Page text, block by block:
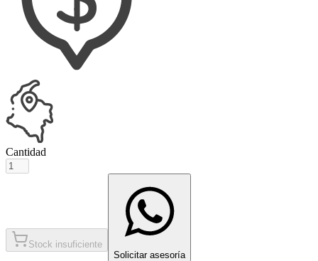
Cantidad
Stock insuficiente
Solicitar asesoría